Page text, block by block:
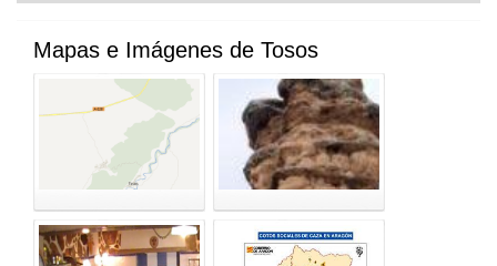
Mapas e Imágenes de Tosos